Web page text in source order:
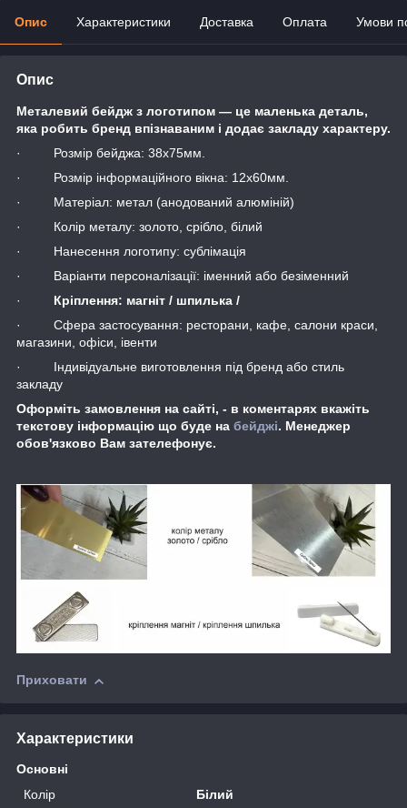
Опис Характеристики Доставка Оплата Умови
Опис
Металевий бейдж з логотипом — це маленька деталь,
яка робить бренд впізнаваним і додає закладу характеру.
· Розмір бейджа: 38х75мм.
· Розмір інформаційного вікна: 12х60мм.
· Матеріал: метал (анодований алюміній)
· Колір металу: золото, срібло, білий
· Нанесення логотипу: сублімація
· Варіанти персоналізації: іменний або безіменний
· Кріплення: магніт / шпилька /
· Сфера застосування: ресторани, кафе, салони краси,
магазини, офіси, івенти
· Індивідуальне виготовлення під бренд або стиль
закладу
Оформіть замовлення на сайті, - в коментарях вкажіть
текстову інформацію що буде на бейджі. Менеджер
обов'язково Вам зателефонує.
Приховати
Характеристики
Основні
Колір
Білий